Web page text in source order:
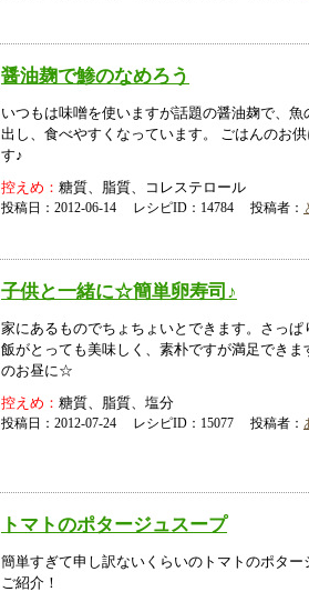
醤油麹で鯵のなめろう
いつもは味噌を使いますが話題の醤油麹で、魚
出し、食べやすくなっています。 ごはんのお
す♪
控えめ： 糖質、脂質、コレステロール
投稿日：2012-06-14 レシピID：14784 投稿者：
子供と一緒に☆簡単卵寿司♪
家にあるものでちょちょいとできます。さっぱ
飯がとっても美味しく、素朴ですが満足できま
のお昼に☆
控えめ： 糖質、脂質、塩分
投稿日：2012-07-24 レシピID：15077 投稿者：
トマトのポタージュスープ
簡単すぎて申し訳ないくらいのトマトのポター
ご紹介！